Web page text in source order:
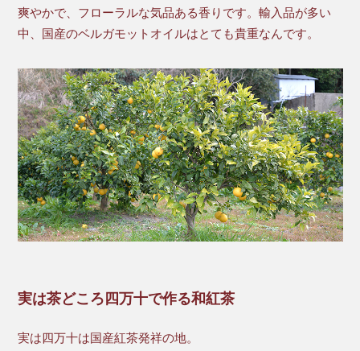
爽やかで、フローラルな気品ある香りです。輸入品が多い
中、国産のベルガモットオイルはとても貴重なんです。
実は茶どころ四万十で作る和紅茶
実は四万十は国産紅茶発祥の地。